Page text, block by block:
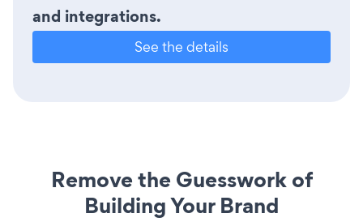
and integrations.
See the details
Remove the Guesswork of
Building Your Brand